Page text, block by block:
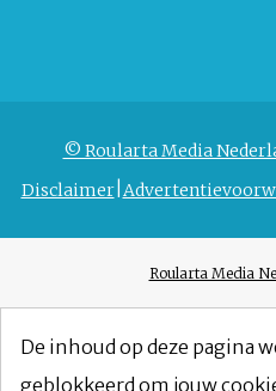
© Roularta Media
Disclaimer
Roularta Media
De inhoud op deze pagina
geblokkeerd om jouw